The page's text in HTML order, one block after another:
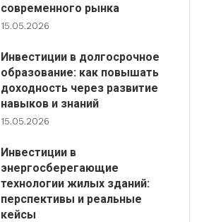
современного рынка
15.05.2026
Инвестиции в долгосрочное
образование: как повышать
доходность через развитие
навыков и знаний
15.05.2026
Инвестиции в
энергосберегающие
технологии жилых зданий:
перспективы и реальные
кейсы